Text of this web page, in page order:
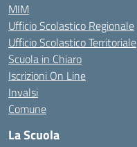
MIM
Ufficio Scolastico Regionale
Ufficio Scolastico Territoriale
Scuola in Chiaro
Iscrizioni On Line
Invalsi
Comune
La Scuola